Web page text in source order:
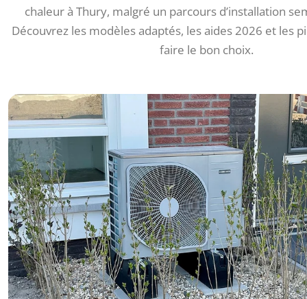
chaleur à Thury, malgré un parcours d’installation
Découvrez les modèles adaptés, les aides 2026 et les
faire le bon choix.